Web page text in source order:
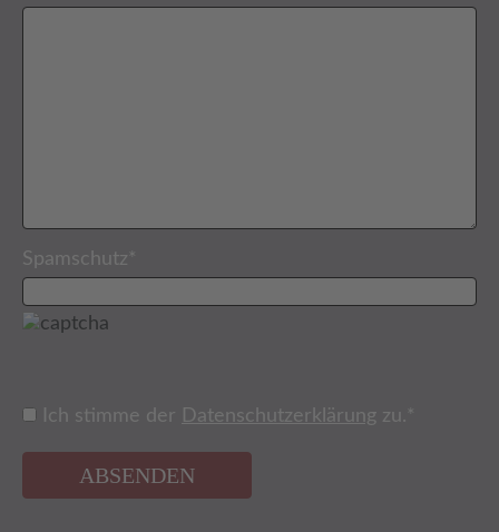
Spamschutz*
Ich stimme der Datenschutzerklärung zu. *